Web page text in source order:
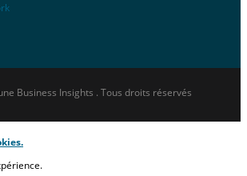
Business Insights . Tous droits réservés